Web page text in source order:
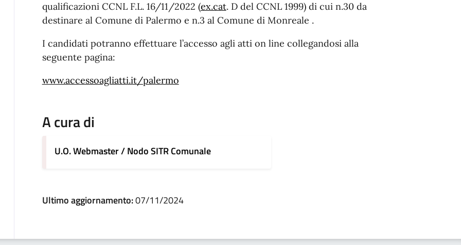
qualificazioni CCNL F.L. 16/11/2022 (ex.cat. D del CCNL 1999) di cui n.30 da
destinare al Comune di Palermo e n.3 al Comune di Monreale .
I candidati potranno effettuare l’accesso agli atti on line collegandosi alla
seguente pagina:
www.accessoagliatti.it/palermo
A cura di
U.O. Webmaster / Nodo SITR Comunale
Ultimo aggiornamento:07/11/2024